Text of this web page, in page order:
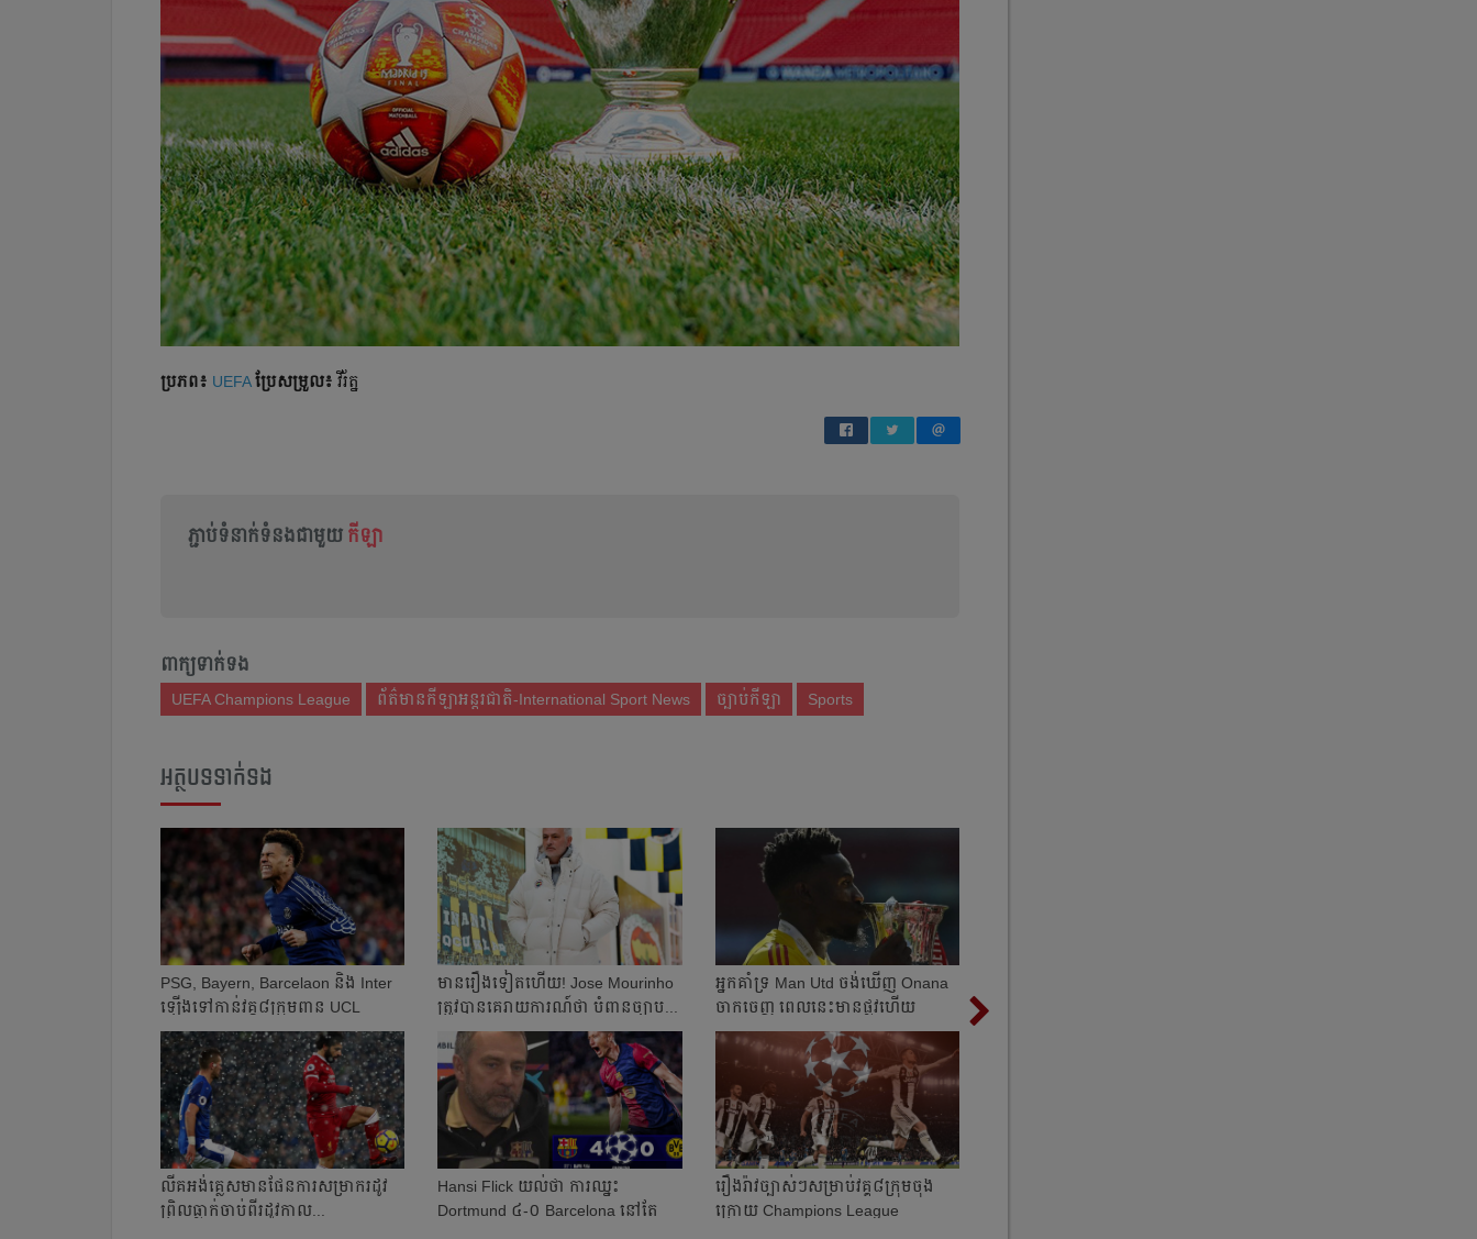
ប្រភព៖ UEFA ប្រែ​សម្រួល៖ វីរ័ត្ន
ភ្ជាប់ទំនាក់ទំនងជាមួយ កីឡា
ពាក្យទាក់ទង
UEFA Champions League ព័ត៌មានកីឡាអន្តរជាតិ-International Sport News ច្បាប់កីឡា Sports
អត្ថបទទាក់ទង
PSG, Bayern, Barcelaon និង Inter
ឡើង​ទៅ​កាន់​​វគ្គ​៨​ក្រុម​ពាន UCL
មាន​រឿង​ទៀត​ហើយ​! Jose Mourinho ​​
ត្រូវ​បាន​គេ​រាយការណ៍​ថា បំពាន​ច្បាប...
អ្នក​គាំទ្រ Man Utd ចង់​ឃើញ Onana
ចាកចេញ​ ពេលនេះ​មាន​ផ្លូវ​ហើយ​​
លីគ​អង់គ្លេស​មាន​ផែន​ការ​សម្រាក​រដូវ​​
ព្រិល​ធ្លាក់​​ចាប់​ពី​រដូវ​កាល​...
Hansi Flick យល់​ថា ការ​ឈ្នះ
Dortmund ៤-០ Barcelona នៅ​តែ​​
រឿងរ៉ាវ​ច្បាស់​ៗ​សម្រាប់​វគ្គ​៨​ក្រុម​ចុង​
ក្រោយ​ Champions League